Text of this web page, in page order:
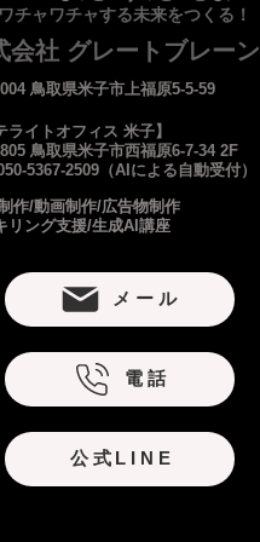
​ワチャワチャする未来をつくる！
会社 グレートブレーン
鳥取県米子市上福原5-5-59
ライトオフィス 米子】
鳥取県米子市西福原6-7-34 2F
5367-2509（AIによる自動受付）
作/動画制作/広告物制作
リング支援/生成AI講座
メール
電話
公式LINE